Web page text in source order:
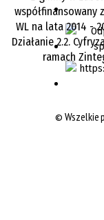
współfinansowany
WL na lata 2014 -
Działanie 2.2.
ramach
©Wszelkie